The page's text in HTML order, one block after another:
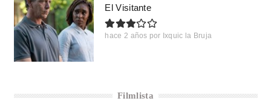
El Visitante
hace 2 años por Ixquic la Bruja
Filmlista